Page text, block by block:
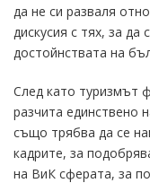
да не си разваля
дискусия с тях, за
достойнствата на
След като туризмът
разчита единствено
също трябва да се
кадрите, за
на ВиК сферата, за